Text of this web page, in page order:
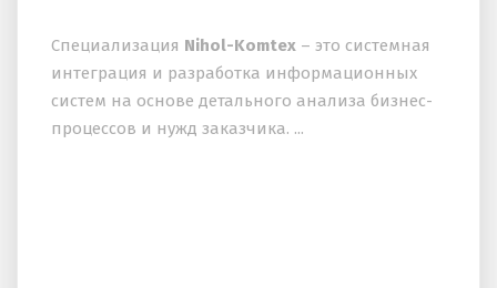
Специализация Nihol-Komtex – это системная
интеграция и разработка информационных
систем на основе детального анализа бизнес-
процессов и нужд заказчика. ...